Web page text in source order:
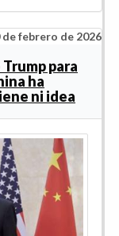
febrero de 2026
para
ha
ni idea